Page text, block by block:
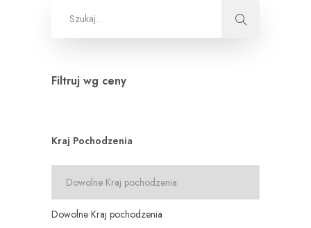
Filtruj wg ceny
Kraj Pochodzenia
Dowolne Kraj pochodzenia